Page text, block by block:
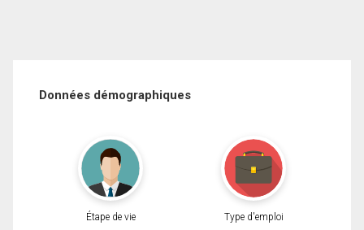
Données démographiques
Étape de vie Type d'emploi